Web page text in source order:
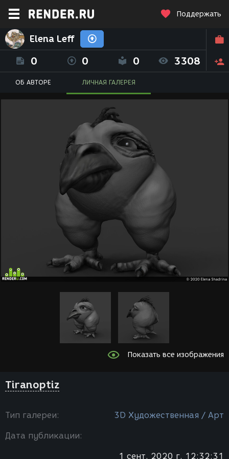
Поддержать
Elena Leff
0 0 0 3308
ОБ АВТОРЕ ЛИЧНАЯ ГАЛЕРЕЯ
Показать все изображения
Tiranoptiz
Тип галереи: 3D Художественная / Арт
Дата публикации:
1 сент. 2020 г. 12:32:31